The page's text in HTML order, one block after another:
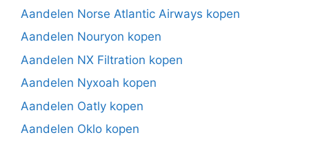
Aandelen Norse Atlantic Airways kopen
Aandelen Nouryon kopen
Aandelen NX Filtration kopen
Aandelen Nyxoah kopen
Aandelen Oatly kopen
Aandelen Oklo kopen